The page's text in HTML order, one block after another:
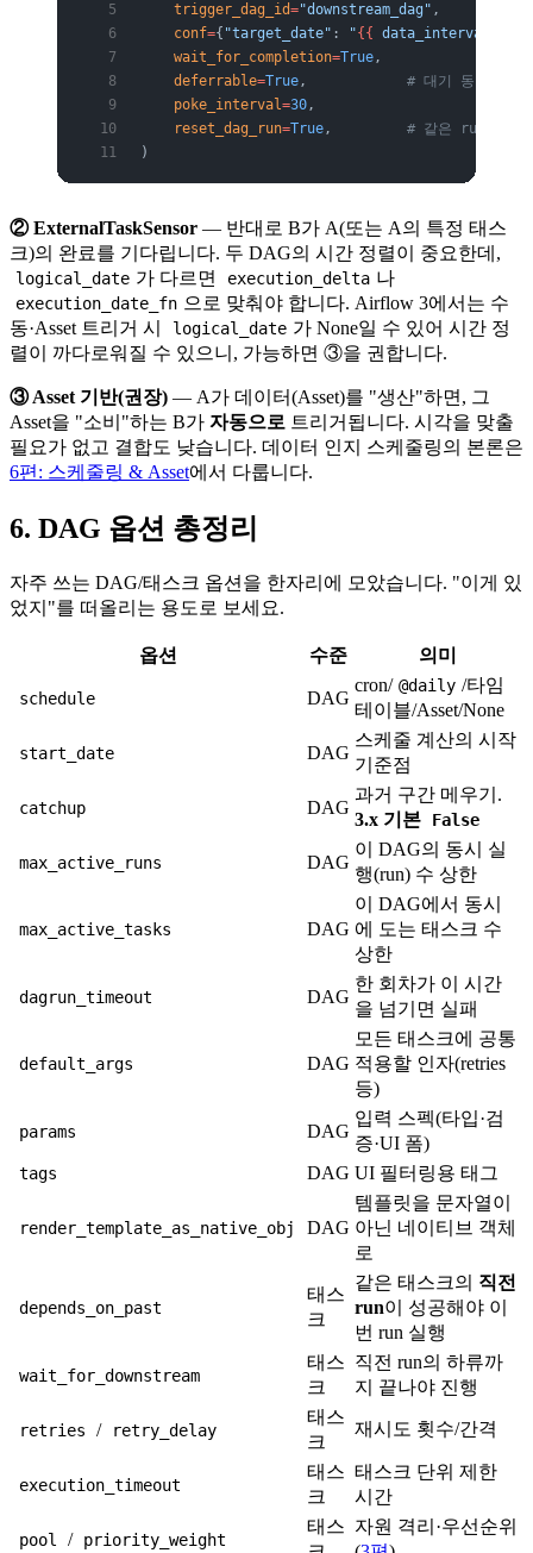
    trigger_dag_id
="downstream_dag" ,
    conf
={ "target_date" : "{{
    wait_for_completion
=True,
    deferrable
=True, # 대기 동안 워커
    poke_interval
=30,
    reset_dag_run
=True, # 같은 run_id 재
)
② ExternalTaskSensor — 반대로 B가 A(또는 A의 특정 태스
크)의 완료를 기다립니다. 두 DAG의 시간 정렬이 중요한데,
logical_date 가 다르면 execution_delta 나
execution_date_fn 으로 맞춰야 합니다. Airflow 3에서는 수
동·Asset 트리거 시
logical_date 가 None일 수 있어 시간 정
렬이 까다로워질 수 있으니, 가능하면 ③을 권합니다.
③ Asset 기반(권장) — A가 데이터(Asset)를 "생산"하면, 그
Asset을 "소비"하는 B가 자동으로 트리거됩니다. 시각을 맞출
필요가 없고 결합도 낮습니다. 데이터 인지 스케줄링의 본론은
6편: 스케줄링 & Asset에서 다룹니다.
6. DAG 옵션 총정리
자주 쓰는 DAG/태스크 옵션을 한자리에 모았습니다. "이게 있
었지"를 떠올리는 용도로 보세요.
옵션 수준 의미
schedule DAG
cron/ @daily /타임
테이블/Asset/None
start_date DAG
스케줄 계산의 시작
기준점
catchup DAG
과거 구간 메우기.
3.x 기본
False
max_active_runs DAG
이 DAG의 동시 실
행(run) 수 상한
max_active_tasks DAG
이 DAG에서 동시
에 도는 태스크 수
상한
dagrun_timeout DAG
한 회차가 이 시간
을 넘기면 실패
default_args DAG
모든 태스크에 공통
적용할 인자(retries
등)
params DAG
입력 스펙(타입·검
증·UI 폼)
tags DAG UI 필터링용 태그
render_template_as_native_obj DAG
템플릿을 문자열이
아닌 네이티브 객체
로
depends_on_past
태스
크
같은 태스크의 직전
run이 성공해야 이
번 run 실행
wait_for_downstream
태스
크
직전 run의 하류까
지 끝나야 진행
retries / retry_delay
태스
크
재시도 횟수/간격
execution_timeout
태스
크
태스크 단위 제한
시간
pool / priority_weight
태스 자원 격리·우선순위